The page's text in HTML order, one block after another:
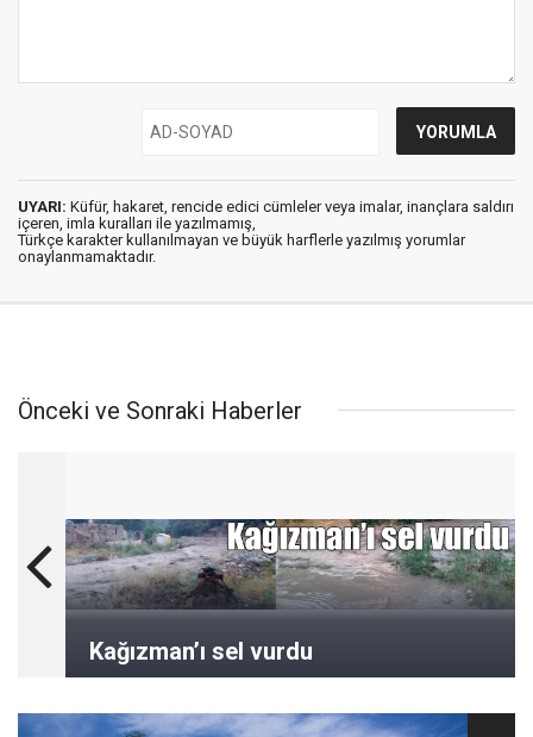
UYARI: Küfür, hakaret, rencide edici cümleler veya imalar, inançlara saldırı
içeren, imla kuralları ile yazılmamış,
Türkçe karakter kullanılmayan ve büyük harflerle yazılmış yorumlar
onaylanmamaktadır.
Önceki ve Sonraki Haberler
Kağızman’ı sel vurdu